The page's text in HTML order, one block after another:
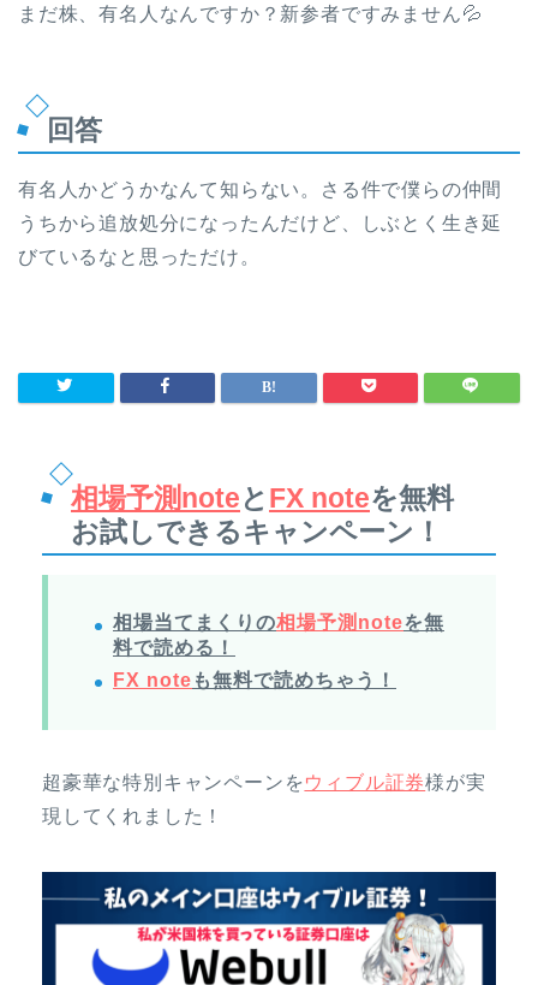
まだ株、有名人なんですか？新参者ですみません💦
回答
有名人かどうかなんて知らない。さる件で僕らの仲間
うちから追放処分になったんだけど、しぶとく生き延
びているなと思っただけ。
相場予測noteとFX noteを無料
お試しできるキャンペーン！
相場当てまくりの相場予測noteを無
料で読める！
FX note も無料で読めちゃう！
超豪華な特別キャンペーンを ウィブル証券様が実
現してくれました！